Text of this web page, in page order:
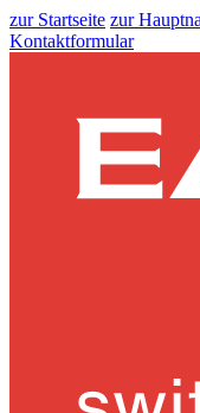
zur Startseite zur
Kontaktformular